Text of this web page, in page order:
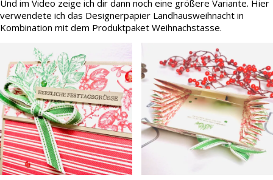
Und im Video zeige ich dir dann noch eine größere Variante. Hier
verwendete ich das Designerpapier Landhausweihnacht in
Kombination mit dem Produktpaket Weihnachstasse.